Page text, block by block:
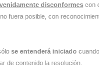
disconformes con
fuera posible, con
se entenderá iniciado
de contenido la resolución.